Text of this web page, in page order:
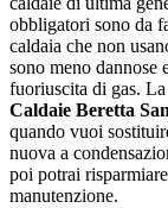
obbligatori sono da
caldaia che non
sono meno dannose
fuoriuscita di gas.
Caldaie Beretta
quando vuoi
nuova a
poi potrai
manutenzione.